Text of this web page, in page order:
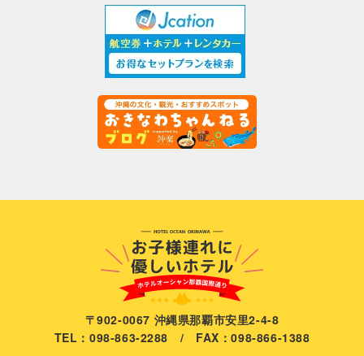
〒902-0067 沖縄県那覇市安里2-4-8
TEL：098-863-2288 / FAX：098-866-1388